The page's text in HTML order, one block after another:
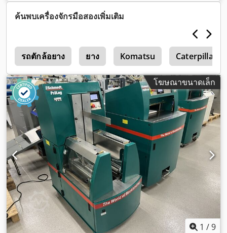
ค้นพบเครื่องจักรมือสองเพิ่มเติม
รถตักล้อยาง ยาง Komatsu Caterpillar
โฆษณาขนาดเล็ก
1 /9